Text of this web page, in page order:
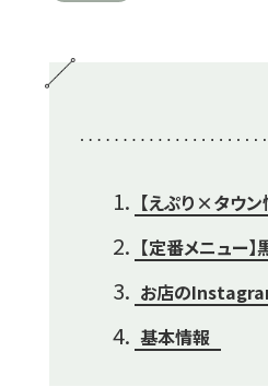
【えぷり×タウ
【定番メニュー
お店の
基本情報